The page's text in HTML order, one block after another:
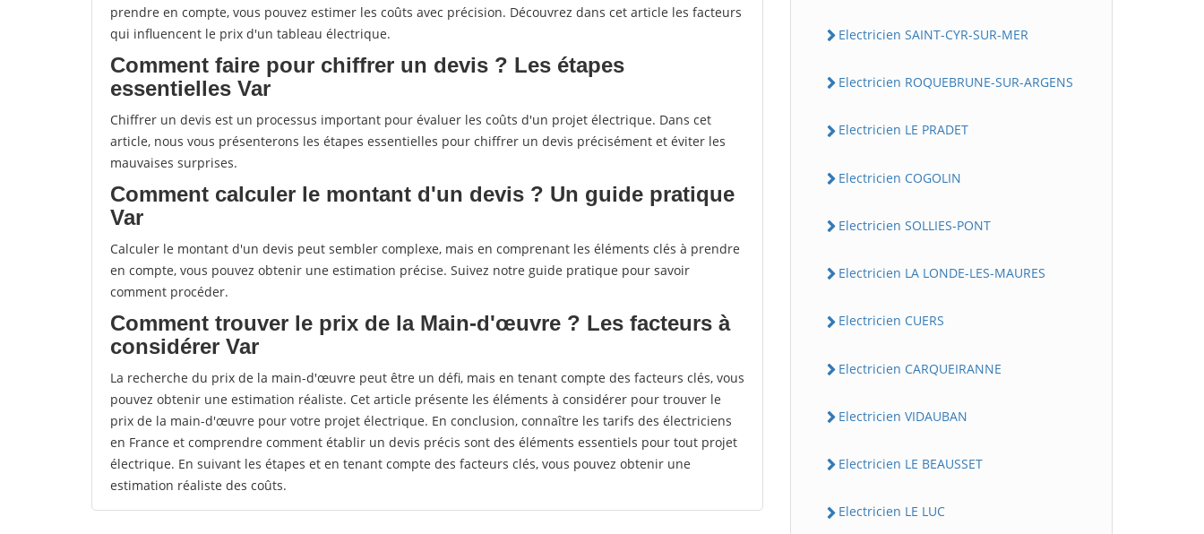
prendre en compte, vous pouvez estimer les coûts avec précision. Découvrez dans cet article les facteurs
qui influencent le prix d'un tableau électrique.
Comment faire pour chiffrer un devis ? Les étapes
essentielles Var
Chiffrer un devis est un processus important pour évaluer les coûts d'un projet électrique. Dans cet
article, nous vous présenterons les étapes essentielles pour chiffrer un devis précisément et éviter les
mauvaises surprises.
Comment calculer le montant d'un devis ? Un guide pratique
Var
Calculer le montant d'un devis peut sembler complexe, mais en comprenant les éléments clés à prendre
en compte, vous pouvez obtenir une estimation précise. Suivez notre guide pratique pour savoir
comment procéder.
Comment trouver le prix de la Main-d'œuvre ? Les facteurs à
considérer Var
La recherche du prix de la main-d'œuvre peut être un défi, mais en tenant compte des facteurs clés, vous
pouvez obtenir une estimation réaliste. Cet article présente les éléments à considérer pour trouver le
prix de la main-d'œuvre pour votre projet électrique. En conclusion, connaître les tarifs des électriciens
en France et comprendre comment établir un devis précis sont des éléments essentiels pour tout projet
électrique. En suivant les étapes et en tenant compte des facteurs clés, vous pouvez obtenir une
estimation réaliste des coûts.
Electricien SAINT-CYR-SUR-MER
Electricien ROQUEBRUNE-SUR-ARGENS
Electricien LE PRADET
Electricien COGOLIN
Electricien SOLLIES-PONT
Electricien LA LONDE-LES-MAURES
Electricien CUERS
Electricien CARQUEIRANNE
Electricien VIDAUBAN
Electricien LE BEAUSSET
Electricien LE LUC